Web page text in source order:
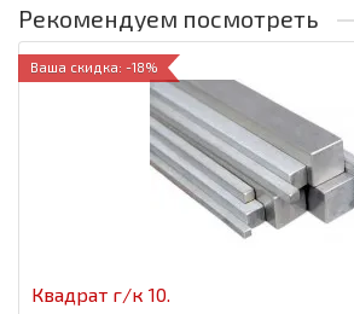
Рекомендуем посмотреть
Ваша скидка: -18%
Квадрат г/к 10.